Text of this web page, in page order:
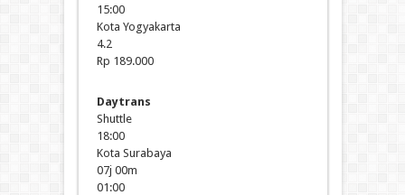
15:00
Kota Yogyakarta
4.2
Rp 189.000
Daytrans
Shuttle
18:00
Kota Surabaya
07j 00m
01:00